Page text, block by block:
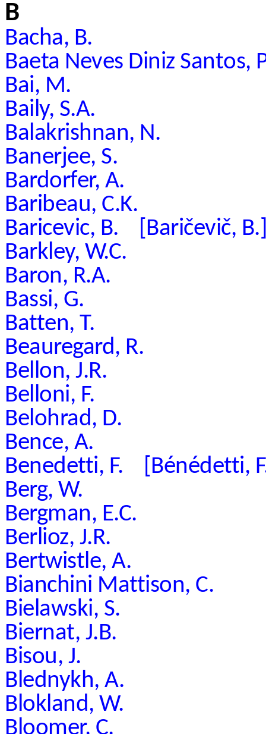
B
Bacha, B.
Baeta Neves Diniz Santos,
Bai, M.
Baily, S.A.
Balakrishnan, N.
Banerjee, S.
Bardorfer, A.
Baribeau, C.K.
Baricevic, B. [Baričevič,
Barkley, W.C.
Baron, R.A.
Bassi, G.
Batten, T.
Beauregard, R.
Bellon, J.R.
Belloni, F.
Belohrad, D.
Bence, A.
Benedetti, F. [Bénédetti,
Berg, W.
Bergman, E.C.
Berlioz, J.R.
Bertwistle, A.
Bianchini Mattison, C.
Bielawski, S.
Biernat, J.B.
Bisou, J.
Blednykh, A.
Blokland, W.
Bloomer, C.